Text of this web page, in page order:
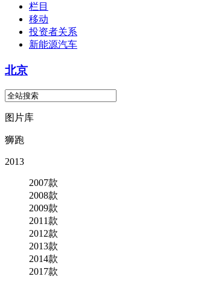
栏目
移动
投资者关系
新能源汽车
北京
图片库
狮跑
2013
2007款
2008款
2009款
2011款
2012款
2013款
2014款
2017款